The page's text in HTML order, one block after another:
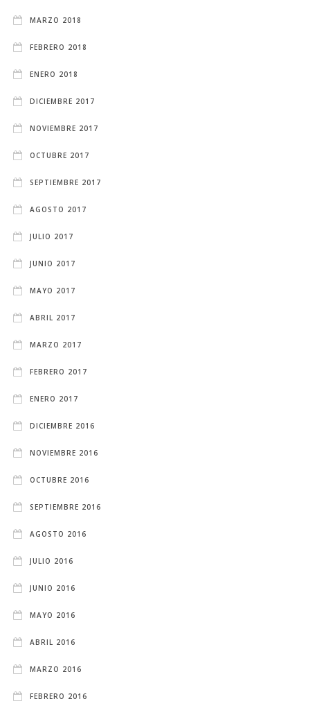
MARZO 2018
FEBRERO 2018
ENERO 2018
DICIEMBRE 2017
NOVIEMBRE 2017
OCTUBRE 2017
SEPTIEMBRE 2017
AGOSTO 2017
JULIO 2017
JUNIO 2017
MAYO 2017
ABRIL 2017
MARZO 2017
FEBRERO 2017
ENERO 2017
DICIEMBRE 2016
NOVIEMBRE 2016
OCTUBRE 2016
SEPTIEMBRE 2016
AGOSTO 2016
JULIO 2016
JUNIO 2016
MAYO 2016
ABRIL 2016
MARZO 2016
FEBRERO 2016